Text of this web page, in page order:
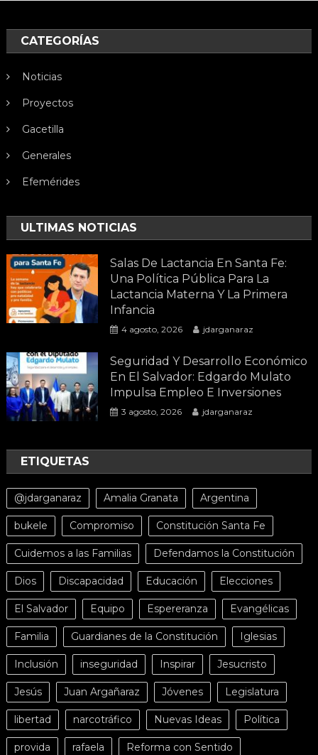
CATEGORÍAS
Noticias
Proyectos
Gacetilla
Generales
Efemérides
ULTIMAS NOTICIAS
Salas De Lactancia En Santa Fe:
Una Política Pública Para La
Lactancia Materna Y La Primera
Infancia
4 agosto, 2026 jdarganaraz
Seguridad Y Desarrollo Económico
En El Salvador: Edgardo Mulato
Impulsa Empleo E Inversiones
3 agosto, 2026 jdarganaraz
ETIQUETAS
@jdarganaraz Amalia Granata Argentina
bukele Compromiso Constitución Santa Fe
Cuidemos a las Familias Defendamos la Constitución
Dios Discapacidad Educación Elecciones
El Salvador Equipo Espereranza Evangélicas
Familia Guardianes de la Constitución Iglesias
Inclusión inseguridad Inspirar Jesucristo
Jesús Juan Argañaraz Jóvenes Legislatura
libertad narcotráfico Nuevas Ideas Política
provida rafaela Reforma con Sentido